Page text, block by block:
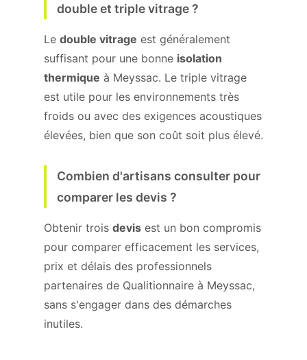
double et triple vitrage ?
Le double vitrage est généralement
suffisant pour une bonne isolation
thermique à Meyssac. Le triple vitrage
est utile pour les environnements très
froids ou avec des exigences acoustiques
élevées, bien que son coût soit plus élevé.
Combien d'artisans consulter pour
comparer les devis ?
Obtenir trois devis est un bon compromis
pour comparer efficacement les services,
prix et délais des professionnels
partenaires de Qualitionnaire à Meyssac,
sans s'engager dans des démarches
inutiles.